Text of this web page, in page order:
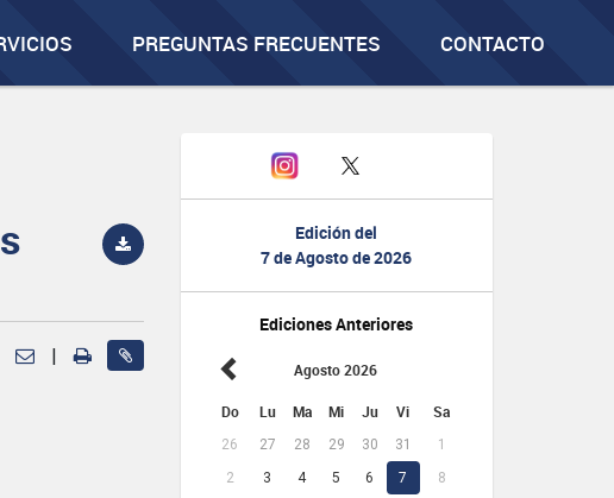
PREGUNTAS FRECUENTES CONTACTO
Edición del
7 de Agosto de 2026
Ediciones Anteriores
Agosto 2026
Do Lu Ma Mi Ju Vi Sa
26 27 28 29 30 31
1
2
3 4 5 6 7
8
|